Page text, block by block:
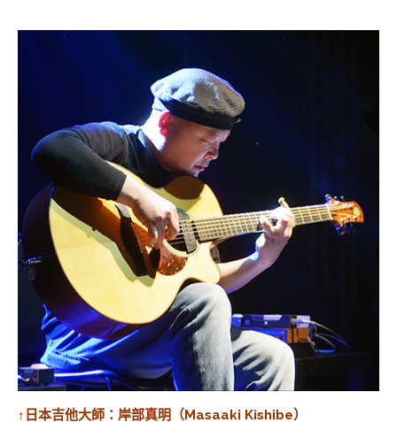
↑日本吉他大師：岸部真明（Masaaki Kishibe）